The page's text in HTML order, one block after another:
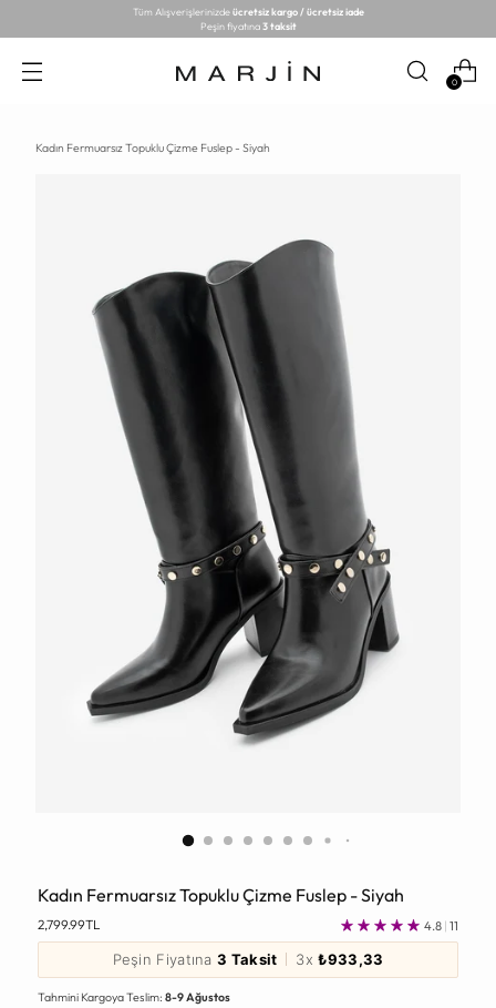
Tüm Alışverişlerinizdeücretsiz kargo / ücretsiz iade
Peşin fiyatına3 taksit
0
Kadın Fermuarsız Topuklu Çizme Fuslep - Siyah
Kadın Fermuarsız Topuklu Çizme Fuslep - Siyah
Normal
Fiyat
2,799.99TL 4.8 | 11
Peşin Fiyatına3 Taksit 3x₺933,33
Tahmini Kargoya Teslim:8-9 Ağustos